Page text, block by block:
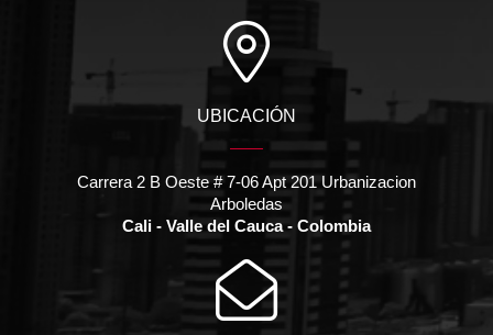
UBICACIÓN
Carrera 2 B Oeste # 7-06 Apt 201 Urbanizacion
Arboledas
Cali - Valle del Cauca - Colombia